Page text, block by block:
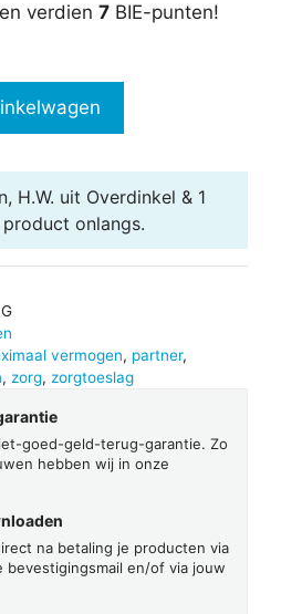
verdien 7 BIE-punten!
H.W. uit Overdinkel & 1
onlangs.
vermogen, partner,
, zorg, zorgtoeslag
goed-geld-terug-garantie. Zo
hebben wij in onze
na betaling je producten via
bevestigingsmail en/of via jouw